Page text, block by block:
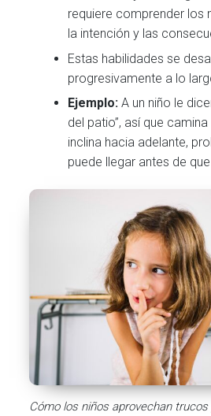
requiere comprender los
la intención y las
Estas habilidades se
progresivamente a lo
Ejemplo: A un niño le
del patio”, así que
inclina hacia adelante,
puede llegar antes de
Cómo los niños aprovechan